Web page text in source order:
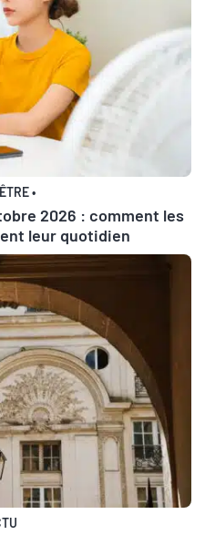
•
2026 : comment les
leur quotidien